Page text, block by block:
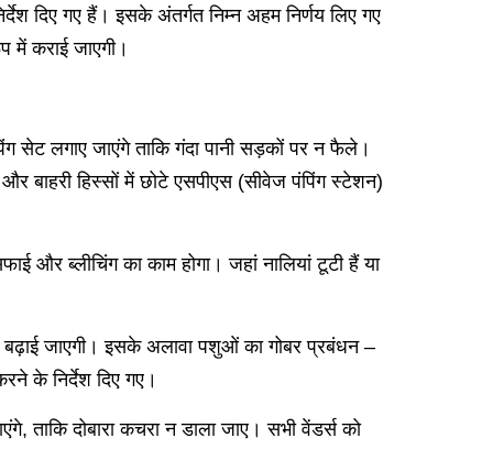
दिए गए हैं। इसके अंतर्गत निम्न अहम निर्णय लिए गए
में कराई जाएगी।
सेट लगाए जाएंगे ताकि गंदा पानी सड़कों पर न फैले।
और बाहरी हिस्सों में छोटे एसपीएस (सीवेज पंपिंग स्टेशन)
और ब्लीचिंग का काम होगा। जहां नालियां टूटी हैं या
बढ़ाई जाएगी। इसके अलावा पशुओं का गोबर प्रबंधन –
के निर्देश दिए गए।
ताकि दोबारा कचरा न डाला जाए। सभी वेंडर्स को